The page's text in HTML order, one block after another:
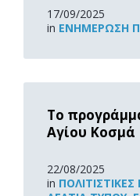
17/09/2025
in ΕΝΗΜΈΡΩΣΗ
Το
Αγίου Κοσμά
22/08/2025
in
Read